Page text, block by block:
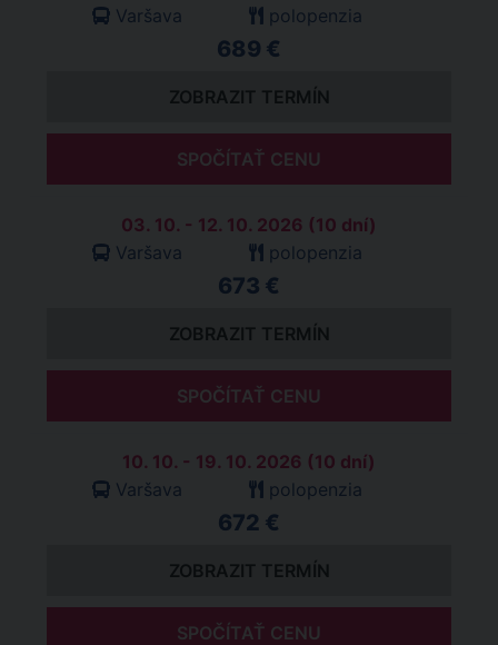
Varšava
polopenzia
689 €
ZOBRAZIT TERMÍN
SPOČÍTAŤ CENU
03. 10. - 12. 10. 2026 (10 dní)
Varšava
polopenzia
673 €
ZOBRAZIT TERMÍN
SPOČÍTAŤ CENU
10. 10. - 19. 10. 2026 (10 dní)
Varšava
polopenzia
672 €
ZOBRAZIT TERMÍN
SPOČÍTAŤ CENU